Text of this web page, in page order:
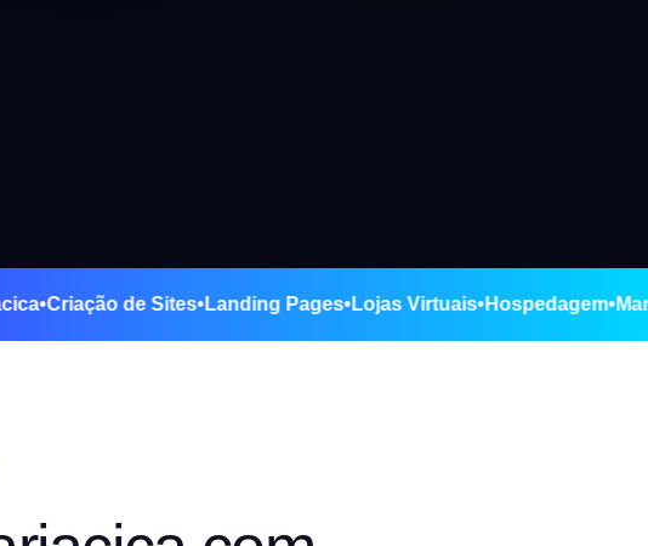
Cariacica•Criação de Sites•Landing Pages• Lojas Virtuais•